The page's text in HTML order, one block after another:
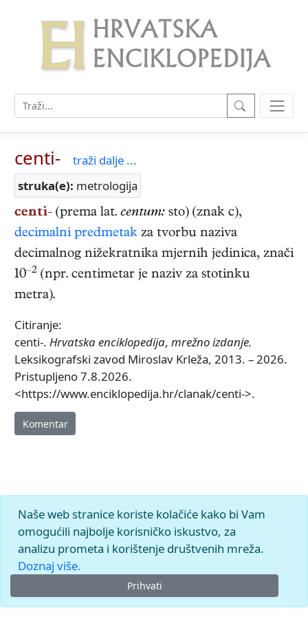
centi-
traži dalje ...
struka(e): metrologija
centi- (prema lat. centum: sto) (znak c),
decimalni predmetak za tvorbu naziva
decimalnog nižekratnika mjernih jedinica, znači
10–2 (npr. centimetar je naziv za stotinku
metra).
Citiranje:
centi-. Hrvatska enciklopedija, mrežno izdanje.
Leksikografski zavod Miroslav Krleža, 2013. – 2026.
Pristupljeno 7.8.2026.
<https://www.enciklopedija.hr/clanak/centi->.
Komentar
Naše web stranice koriste kolačiće kako bi Vam
omogućili najbolje korisničko iskustvo, za
analizu prometa i korištenje društvenih mreža.
Doznaj više.
Prihvati
© 2026.Leksikografski zavodMiroslav Krleža